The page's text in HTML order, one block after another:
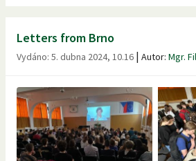
Letters from Brno
Vydáno: 5. dubna 2024, 10.16 | Autor: Mgr.